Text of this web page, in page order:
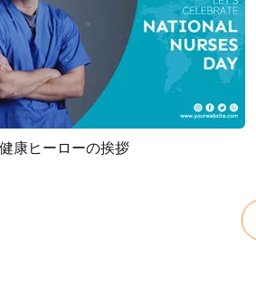
レビュー AI再生成
康ヒーローの挨拶